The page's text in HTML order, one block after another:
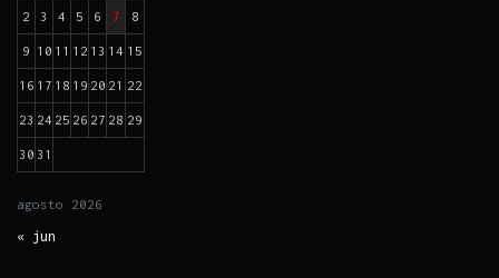
agosto 2026
2 3 4 5 6 7 8
9 10 11 12 13 14 15
16 17 18 19 20 21 22
23 24 25 26 27 28 29
30 31
« jun